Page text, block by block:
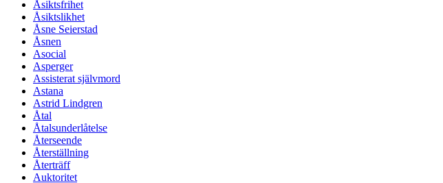
Åsiktsfrihet
Åsiktslikhet
Åsne Seierstad
Åsnen
Asocial
Asperger
Assisterat självmord
Astana
Astrid Lindgren
Åtal
Åtalsunderlåtelse
Återseende
Återställning
Återträff
Auktoritet